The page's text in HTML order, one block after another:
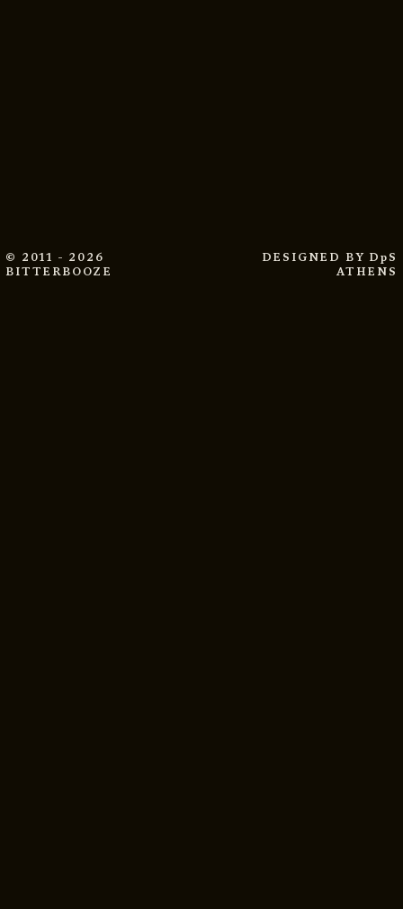
© 2011 - 2026
BITTERBOOZE
DESIGNED BY DpS
ATHENS